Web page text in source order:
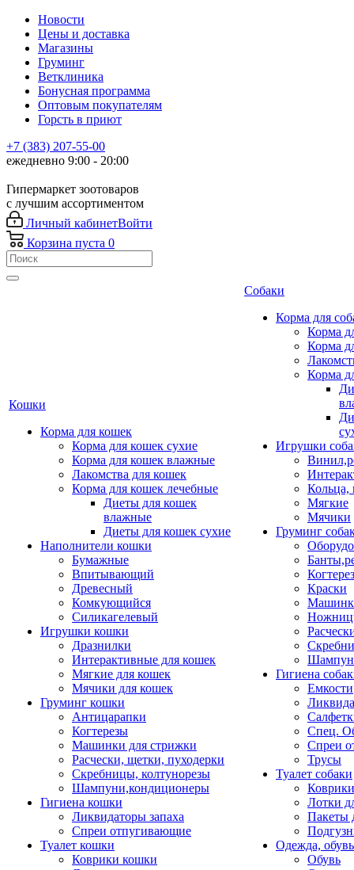
Новости
Цены и доставка
Магазины
Груминг
Ветклиника
Бонусная программа
Оптовым покупателям
Горсть в приют
+7 (383) 207-55-00
ежедневно 9:00 - 20:00
Гипермаркет зоотоваров
с лучшим ассортиментом
Личный кабинетВойти
Корзина пуста 0
Кошки
Корма для кошек
Корма для кошек сухие
Корма для кошек влажные
Лакомства для кошек
Корма для кошек лечебные
Диеты для кошек
влажные
Диеты для кошек сухие
Наполнители кошки
Бумажные
Впитывающий
Древесный
Комкующийся
Силикагелевый
Игрушки кошки
Дразнилки
Интерактивные для кошек
Мягкие для кошек
Мячики для кошек
Груминг кошки
Антицарапки
Когтерезы
Машинки для стрижки
Расчески, щетки, пуходерки
Скребницы, колтунорезы
Шампуни,кондиционеры
Гигиена кошки
Ликвидаторы запаха
Спреи отпугивающие
Туалет кошки
Коврики кошки
Собаки
Корма для
Корма
Корма
Корма
Игрушки
Кольца,
Мягкие
Мячики
Груминг
Краски
Гигиена
Емкости
Спец.
Спреи
Трусы
Туалет собаки
Коврики
Лотки
Пакеты
Одежда, обувь
Обувь